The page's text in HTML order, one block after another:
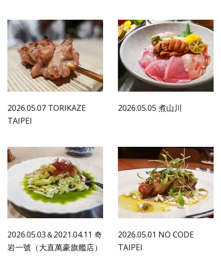
2026.05.07 TORIKAZE
TAIPEI
2026.05.05 煮山川
2026.05.03＆2021.04.11 奇
岩一號（大直萬豪旗艦店）
2026.05.01 NO CODE
TAIPEI